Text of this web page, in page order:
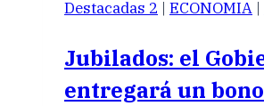
Destacadas 2 | ECONOMIA |
Jubilados: el
entregará un bono